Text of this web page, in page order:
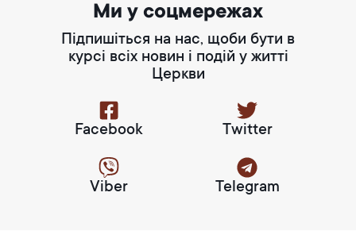
Ми у соцмережах
Підпишіться на нас, щоби бути в
курсі всіх новин і подій у житті
Церкви
Facebook Twitter
Viber Telegram